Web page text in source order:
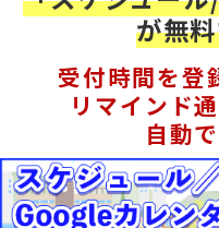
が無
受付時間を登
リマインド
自動